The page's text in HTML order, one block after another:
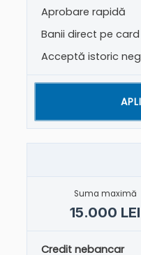
Aprobare rapidă
Banii direct pe card
Acceptă istoric
Suma maximă
15.000 LEI
Credit nebancar